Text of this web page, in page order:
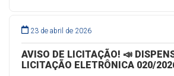
23 de abril de 2026
AVISO DE LICITAÇÃO! 📣
LICITAÇÃO ELETRÔNICA 020/